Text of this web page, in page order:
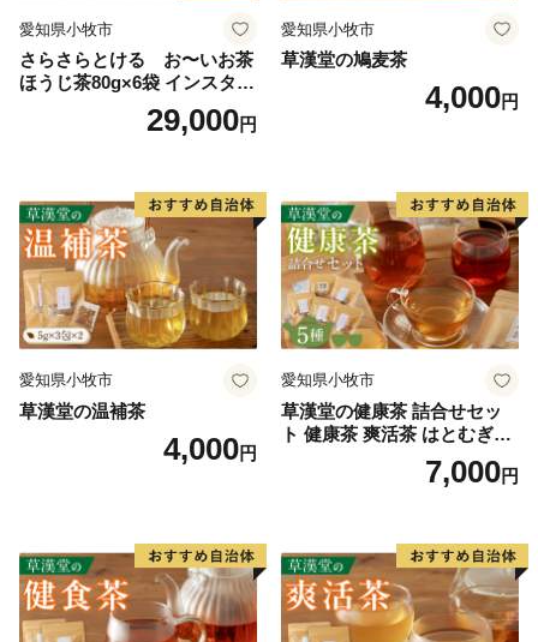
愛知県小牧市
さらさらとける お〜いお茶
ほうじ茶80g×6袋 インスタン
トほうじ茶 粉末ほうじ茶 粉
末茶 おーいお茶 粉末緑茶
29,000円
愛知県小牧市
草漢堂の鳩麦茶
4,000円
愛知県小牧市
草漢堂の温補茶
4,000円
愛知県小牧市
草漢堂の健康茶 詰合せセッ
ト 健康茶 爽活茶 はとむぎ茶
温補茶 健食茶 和漢紅茶 お茶
7,000円